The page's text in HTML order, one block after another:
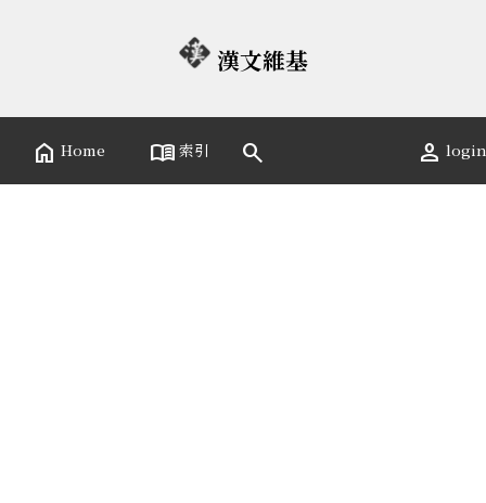
漢文維基
home Home menu_book 索引 search person login